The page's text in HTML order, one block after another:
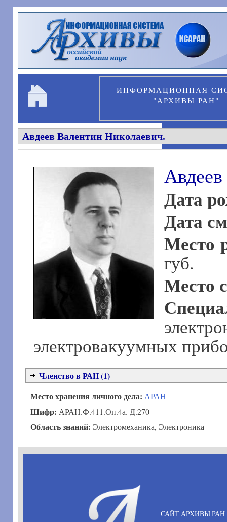
Перейти к основному содержанию
ИНФОРМАЦИОННАЯ
"АРХИВЫ РАН"
Авдеев Валентин Николаевич.
Дата
Дата
Место
губ.
Место
электровакуумных
Членство в РАН (1)
Место хранения личного дела: АРАН
Шифр: АРАН.Ф.411.Оп.4а. Д.270
Область знаний: Электромеханика, Электроника
САЙТ АРХИВЫ РАН